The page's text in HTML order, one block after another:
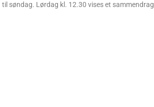
søndag. Lørdag kl. 12.30 vises et sammendrag